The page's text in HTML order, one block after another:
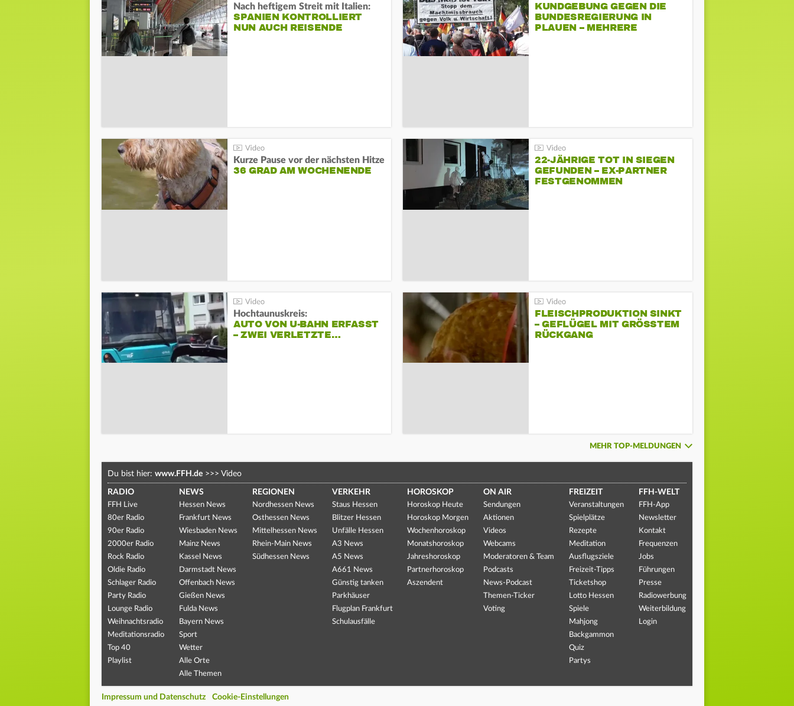
Nach heftigem Streit mit Italien:
SPANIEN KONTROLLIERT
NUN AUCH REISENDE
KUNDGEBUNG GEGEN DIE
BUNDESREGIERUNG IN
PLAUEN – MEHRERE
Kurze Pause vor der nächsten Hitze
36 GRAD AM WOCHENENDE
22-JÄHRIGE TOT IN SIEGEN
GEFUNDEN – EX-PARTNER
FESTGENOMMEN
Hochtaunuskreis:
AUTO VON U-BAHN ERFASST
– ZWEI VERLETZTE…
FLEISCHPRODUKTION SINKT
– GEFLÜGEL MIT GRÖSSTEM R
ÜCKGANG
MEHR TOP-MELDUNGEN
Du bist hier: www.FFH.de >>> Video
RADIO
FFH Live
80er Radio
90er Radio
2000er Radio
Rock Radio
Oldie Radio
Schlager Radio
Party Radio
Lounge Radio
Weihnachtsradio
Meditationsradio
Top 40
Playlist
NEWS
Hessen News
Frankfurt News
Wiesbaden News
Mainz News
Kassel News
Darmstadt News
Offenbach News
Gießen News
Fulda News
Bayern News
Sport
Wetter
Alle Orte
Alle Themen
REGIONEN
Nordhessen News
Osthessen News
Mittelhessen News
Rhein-Main News
Südhessen News
VERKEHR
Staus Hessen
Blitzer Hessen
Unfälle Hessen
A3 News
A5 News
A661 News
Günstig tanken
Parkhäuser
Flugplan Frankfurt
Schulausfälle
HOROSKOP
Horoskop Heute
Horoskop Morgen
Wochenhoroskop
Monatshoroskop
Jahreshoroskop
Partnerhoroskop
Aszendent
ON AIR
Sendungen
Aktionen
Videos
Webcams
Moderatoren & Team
Podcasts
News-Podcast
Themen-Ticker
Voting
FREIZEIT
Veranstaltungen
Spielplätze
Rezepte
Meditation
Ausflugsziele
Freizeit-Tipps
Ticketshop
Lotto Hessen
Spiele
Mahjong
Backgammon
Quiz
Partys
FFH-WELT
FFH-App
Newsletter
Kontakt
Frequenzen
Jobs
Führungen
Presse
Radiowerbung
Weiterbildung
Login
Impressum und Datenschutz Cookie-Einstellungen